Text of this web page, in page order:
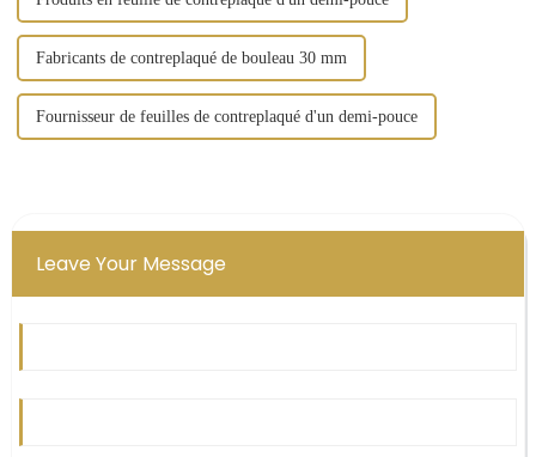
Fabricants de contreplaqué de bouleau 30 mm
Fournisseur de feuilles de contreplaqué d'un demi-pouce
Leave Your Message